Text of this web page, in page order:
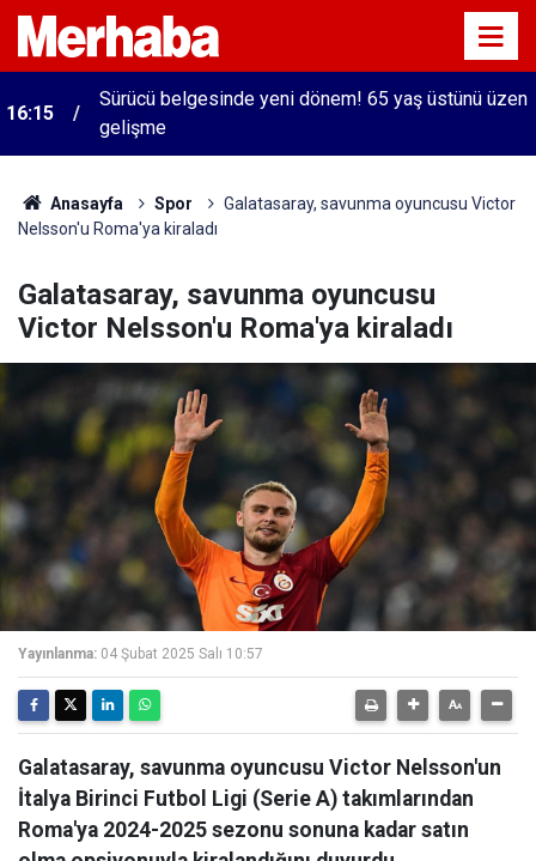
16:15
Sürücü belgesinde yeni dönem! 65 yaş üstünü üzen
gelişme
Anasayfa Spor
Galatasaray, savunma oyuncusu Victor
Nelsson'u Roma'ya kiraladı
Galatasaray, savunma oyuncusu
Victor Nelsson'u Roma'ya kiraladı
Yayınlanma: 04 Şubat 2025 Salı 10:57
Galatasaray, savunma oyuncusu Victor Nelsson'un
İtalya Birinci Futbol Ligi (Serie A) takımlarından
Roma'ya 2024-2025 sezonu sonuna kadar satın